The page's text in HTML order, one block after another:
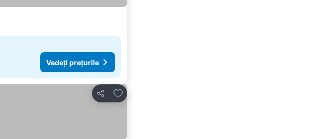
Vedeți prețurile
Distribuiți
Adăugaţi la favorite